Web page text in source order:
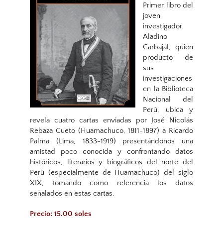
Primer libro del
joven
investigador
Aladino
Carbajal, quien
producto de
sus
investigaciones
en la Biblioteca
Nacional del
Perú, ubica y
revela cuatro cartas enviadas por José Nicolás
Rebaza Cueto (Huamachuco, 1811-1897) a Ricardo
Palma (Lima, 1833-1919) presentándonos una
amistad poco conocida y confrontando datos
históricos, literarios y biográficos del norte del
Perú (especialmente de Huamachuco) del siglo
XIX, tomando como referencia los datos
señalados en estas cartas.
Precio: 15.00 soles